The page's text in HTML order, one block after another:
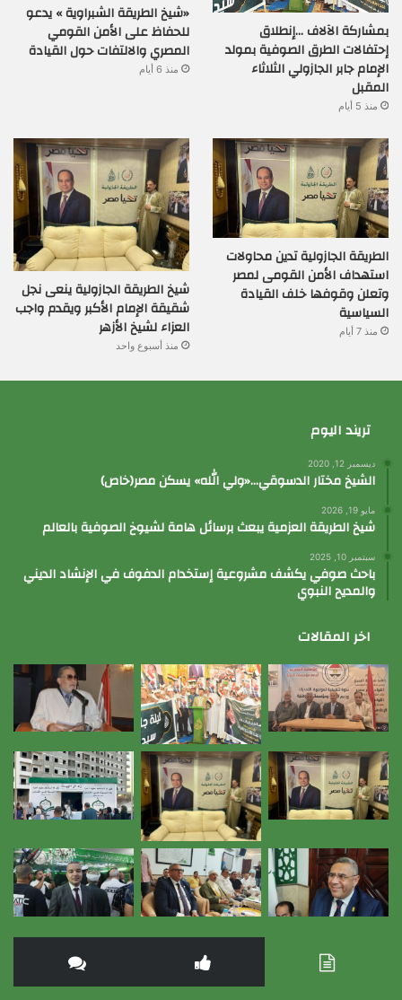
بمشاركة الآلاف …إنطلاق
إحتفالات الطرق الصوفية بمولد
الإمام جابر الجازولي الثلاثاء
المقبل
منذ 5 أيام
«شيخ الطريقة الشبراوية » يدعو
للحفاظ على الأمن القومي
المصري والالتفات حول القيادة
منذ 6 أيام
الطريقة الجازولية تدين محاولات
استهداف الأمن القومى لمصر
وتعلن وقوفها خلف القيادة
السياسية
منذ 7 أيام
شيخ الطريقة الجازولية ينعى نجل
شقيقة الإمام الأكبر ويقدم واجب
العزاء لشيخ الأزهر
منذ أسبوع واحد
تريند اليوم
ديسمبر 12, 2020
الشيخ مختار الدسوقي…«ولي الله» يسكن مصر(خاص)
مايو 19, 2026
شيخ الطريقة العزمية يبعث برسائل هامة لشيوخ الصوفية بالعالم
سبتمبر 10, 2025
باحث صوفي يكشف مشروعية إستخدام الدفوف في الإنشاد الديني
والمديح النبوي
اخر المقالات